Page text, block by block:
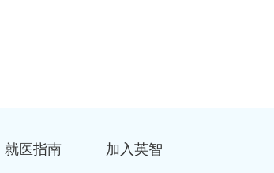
就医指南 加入英智